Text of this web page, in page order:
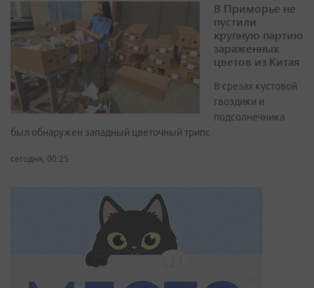
В Приморье не
пустили
крупную партию
зараженных
цветов из Китая
В срезах кустовой
гвоздики и
подсолнечника
был обнаружен западный цветочный трипс
сегодня, 00:25